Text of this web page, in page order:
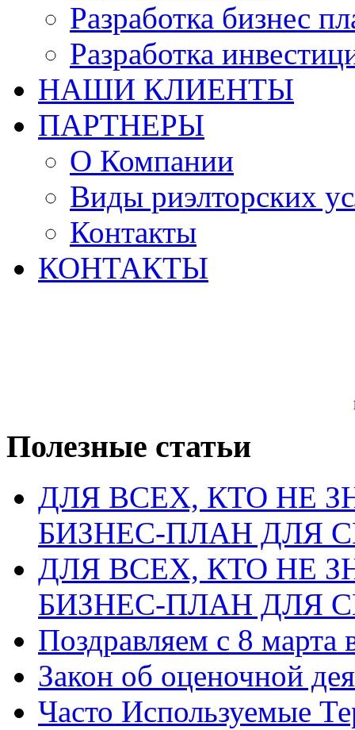
Разработка бизнес
Разработка
НАШИ КЛИЕНТЫ
ПАРТНЕРЫ
О Компании
Виды риэлторских
Контакты
КОНТАКТЫ
Полезные статьи
ДЛЯ ВСЕХ, КТО НЕ
БИЗНЕС-ПЛАН ДЛЯ
ДЛЯ ВСЕХ, КТО НЕ
БИЗНЕС-ПЛАН ДЛЯ
Поздравляем с 8
Закон об оценочной
Часто Используемые